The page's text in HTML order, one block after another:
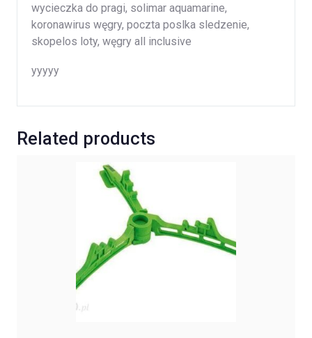
wycieczka do pragi, solimar aquamarine,
koronawirus węgry, poczta poslka sledzenie,
skopelos loty, węgry all inclusive
yyyyy
Related products